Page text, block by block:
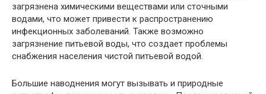
загрязнена химическими веществами или сточными
водами, что может привести к распространению
инфекционных заболеваний. Также возможно
загрязнение питьевой воды, что создает проблемы
снабжения населения чистой питьевой водой.
Большие наводнения могут вызывать и природные